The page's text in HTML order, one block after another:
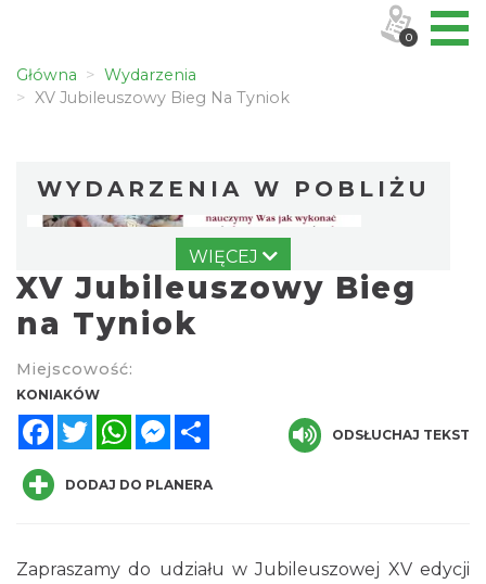
Główna
Wydarzenia
XV Jubileuszowy Bieg Na Tyniok
WYDARZENIA W POBLIŻU
Koniaków
WIĘCEJ
XV Jubileuszowy Bieg
na Tyniok
Miejscowość:
KONIAKÓW
FacebookTwitterWhatsAppMessenger
ODSŁUCHAJ TEKST
DODAJ DO PLANERA
Zapraszamy do udziału w Jubileuszowej XV edycji
0